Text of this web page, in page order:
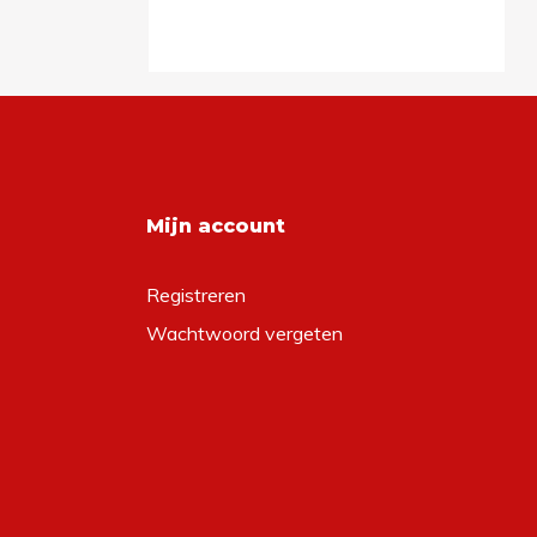
Mijn account
Registreren
Wachtwoord vergeten